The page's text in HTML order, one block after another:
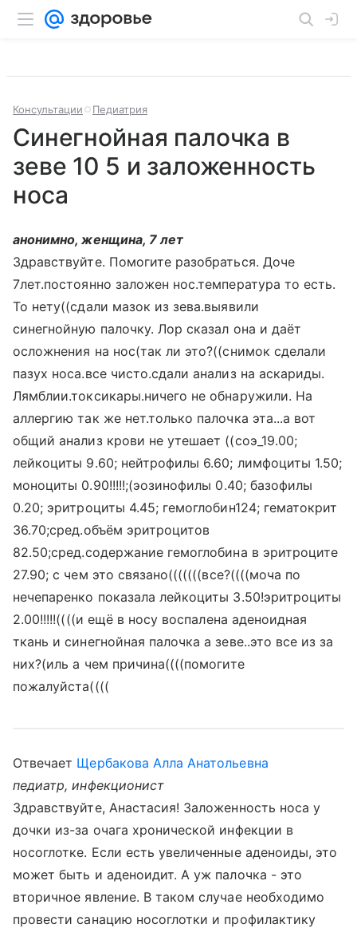
Консультации Педиатрия
Синегнойная палочка в
зеве 10 5 и заложенность
носа
анонимно, женщина, 7 лет
Здравствуйте. Помогите разобраться. Доче
7лет.постоянно заложен нос.температура то есть.
То нету((сдали мазок из зева.выявили
синегнойную палочку. Лор сказал она и даёт
осложнения на нос(так ли это?((снимок сделали
пазух носа.все чисто.сдали анализ на аскариды.
Лямблии.токсикары.ничего не обнаружили. На
аллергию так же нет.только палочка эта...а вот
общий анализ крови не утешает ((соэ_19.00;
лейкоциты 9.60; нейтрофилы 6.60; лимфоциты 1.50;
моноциты 0.90!!!!!;(эозинофилы 0.40; базофилы
0.20; эритроциты 4.45; гемоглобин124; гематокрит
36.70;сред.объём эритроцитов
82.50;сред.содержание гемоглобина в эритроците
27.90; с чем это связано(((((((все?((((моча по
нечепаренко показала лейкоциты 3.50!эритроциты
2.00!!!!!((((и ещё в носу воспалена аденоидная
ткань и синегнойная палочка а зеве..это все из за
них?(иль а чем причина((((помогите
пожалуйста((((
Отвечает Щербакова Алла Анатольевна
педиатр, инфекционист
Здравствуйте, Анастасия! Заложенность носа у
дочки из-за очага хронической инфекции в
носоглотке. Если есть увеличенные аденоиды, это
может быть и аденоидит. А уж палочка - это
вторичное явление. В таком случае необходимо
провести санацию носоглотки и профилактику